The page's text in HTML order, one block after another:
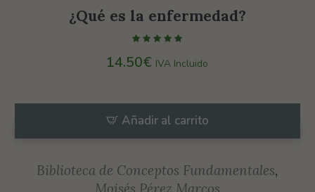
¿Qué es la enfermedad?
14.50€ IVA Incluido
Añadir al carrito
Biblioteca de Conceptos Fundamentales,